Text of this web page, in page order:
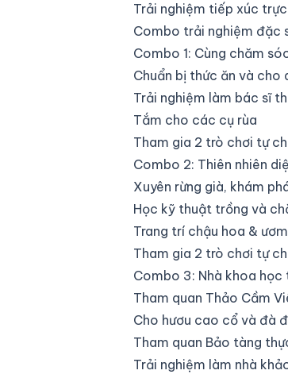
Trải nghiệm tiếp xúc
Combo trải nghiệm đặc
Combo 1: Cùng chăm
Chuẩn bị thức ăn và cho
Trải nghiệm làm bác sĩ
Tắm cho các cụ rùa
Tham gia 2 trò chơi tự
Combo 2: Thiên nhiên
Xuyên rừng già, khám
Học kỹ thuật trồng và
Trang trí chậu hoa &
Tham gia 2 trò chơi tự
Combo 3: Nhà khoa học
Tham quan Thảo Cầm
Cho hươu cao cổ và đà
Tham quan Bảo tàng
Trải nghiệm làm nhà